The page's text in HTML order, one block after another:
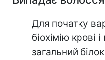
Для початку
біохімію крові
загальний